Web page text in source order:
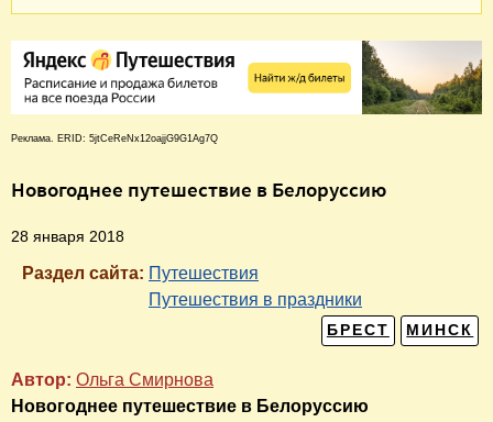
Реклама. ERID: 5jtCeReNx12oajjG9G1Ag7Q
Новогоднее путешествие в Белоруссию
28 января 2018
Раздел сайта: Путешествия
Путешествия в праздники
МИНСК
БРЕСТ
Автор: Ольга Смирнова
Новогоднее путешествие в Белоруссию